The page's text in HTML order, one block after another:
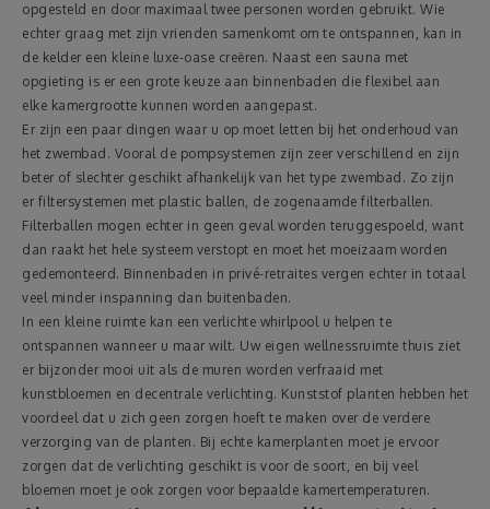
opgesteld en door maximaal twee personen worden gebruikt. Wie
echter graag met zijn vrienden samenkomt om te ontspannen, kan in
de kelder een kleine luxe-oase creëren. Naast een sauna met
opgieting is er een grote keuze aan binnenbaden die flexibel aan
elke kamergrootte kunnen worden aangepast.
Er zijn een paar dingen waar u op moet letten bij het onderhoud van
het zwembad. Vooral de pompsystemen zijn zeer verschillend en zijn
beter of slechter geschikt afhankelijk van het type zwembad. Zo zijn
er filtersystemen met plastic ballen, de zogenaamde filterballen.
Filterballen mogen echter in geen geval worden teruggespoeld, want
dan raakt het hele systeem verstopt en moet het moeizaam worden
gedemonteerd. Binnenbaden in privé-retraites vergen echter in totaal
veel minder inspanning dan buitenbaden.
In een kleine ruimte kan een verlichte whirlpool u helpen te
ontspannen wanneer u maar wilt. Uw eigen wellnessruimte thuis ziet
er bijzonder mooi uit als de muren worden verfraaid met
kunstbloemen en decentrale verlichting. Kunststof planten hebben het
voordeel dat u zich geen zorgen hoeft te maken over de verdere
verzorging van de planten. Bij echte kamerplanten moet je ervoor
zorgen dat de verlichting geschikt is voor de soort, en bij veel
bloemen moet je ook zorgen voor bepaalde kamertemperaturen.